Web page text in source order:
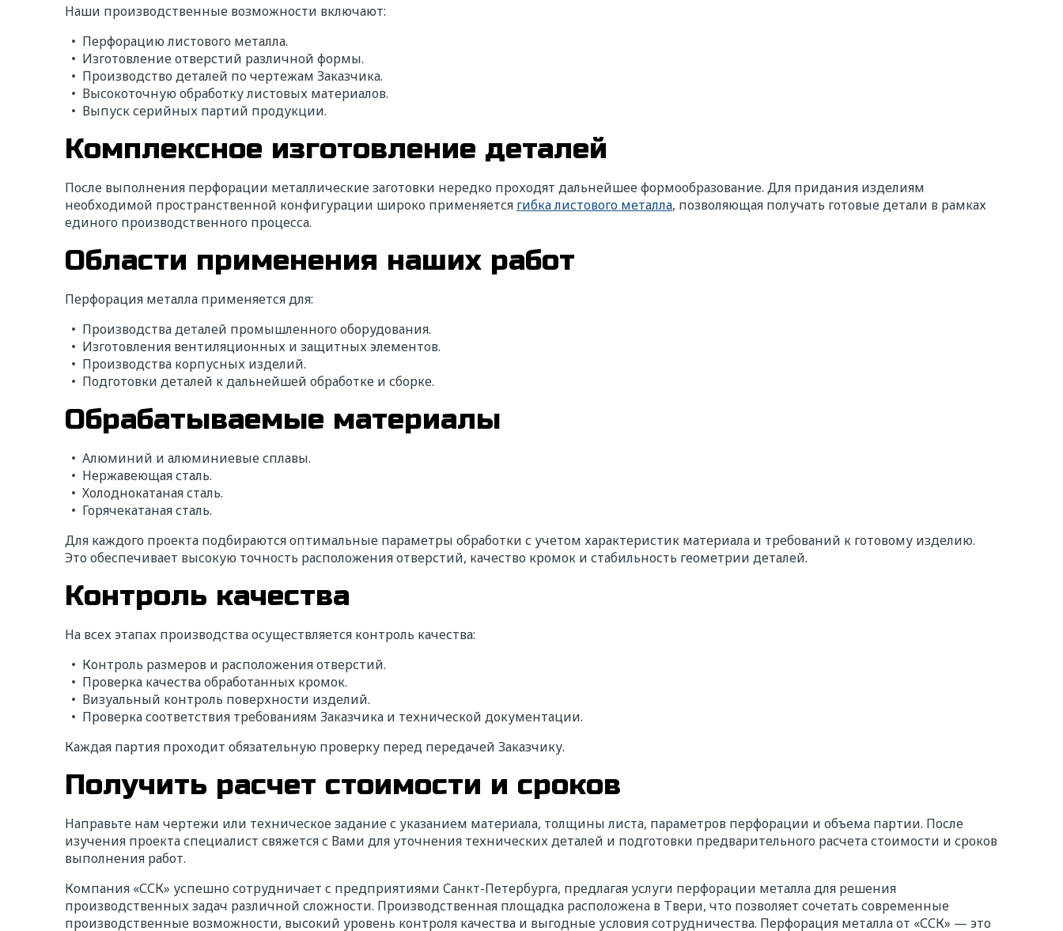
Наши производственные возможности включают:
Перфорацию листового металла.
Изготовление отверстий различной формы.
Производство деталей по чертежам Заказчика.
Высокоточную обработку листовых материалов.
Выпуск серийных партий продукции.
Комплексное изготовление деталей
После выполнения перфорации металлические заготовки нередко проходят дальнейшее формообразование. Для придания изделиям
необходимой пространственной конфигурации широко применяется гибка листового металла, позволяющая получать готовые детали в рамках
единого производственного процесса.
Области применения наших работ
Перфорация металла применяется для:
Производства деталей промышленного оборудования.
Изготовления вентиляционных и защитных элементов.
Производства корпусных изделий.
Подготовки деталей к дальнейшей обработке и сборке.
Обрабатываемые материалы
Алюминий и алюминиевые сплавы.
Нержавеющая сталь.
Холоднокатаная сталь.
Горячекатаная сталь.
Для каждого проекта подбираются оптимальные параметры обработки с учетом характеристик материала и требований к готовому изделию.
Это обеспечивает высокую точность расположения отверстий, качество кромок и стабильность геометрии деталей.
Контроль качества
На всех этапах производства осуществляется контроль качества:
Контроль размеров и расположения отверстий.
Проверка качества обработанных кромок.
Визуальный контроль поверхности изделий.
Проверка соответствия требованиям Заказчика и технической документации.
Каждая партия проходит обязательную проверку перед передачей Заказчику.
Получить расчет стоимости и сроков
Направьте нам чертежи или техническое задание с указанием материала, толщины листа, параметров перфорации и объема партии. После
изучения проекта специалист свяжется с Вами для уточнения технических деталей и подготовки предварительного расчета стоимости и сроков
выполнения работ.
Компания «ССК» успешно сотрудничает с предприятиями Санкт-Петербурга, предлагая услуги перфорации металла для решения
производственных задач различной сложности. Производственная площадка расположена в Твери, что позволяет сочетать современные
производственные возможности, высокий уровень контроля качества и выгодные условия сотрудничества. Перфорация металла от «ССК» — это
Ищете надежного исполнителя?
Напишите нам!
Мы свяжемся с вами в ближайшее время для уточнения деталей расчета и в
короткие сроки подготовим коммерческое предложение с выгодными
* — поля обязательные для заполнения
ФИО*
Название компании*
Телефон* E-mail*